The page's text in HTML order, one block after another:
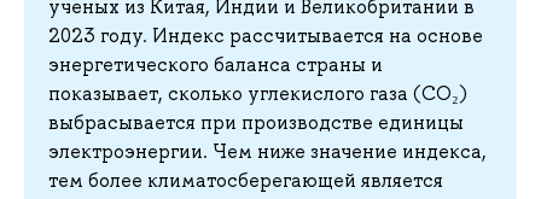
ученых из Китая, Индии и Великобритании в
2023 году. Индекс рассчитывается на основе
энергетического баланса страны и
показывает, сколько углекислого газа (CO₂)
выбрасывается при производстве единицы
электроэнергии. Чем ниже значение индекса,
тем более климатосберегающей является